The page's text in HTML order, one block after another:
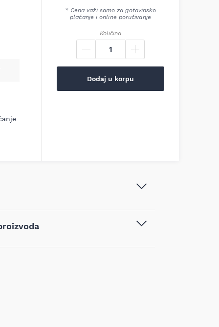
* Cena važi samo za gotovinsko
plaćanje i online poručivanje
Količina
Dodaj u korpu
1.1/2" 120/1 - 618510